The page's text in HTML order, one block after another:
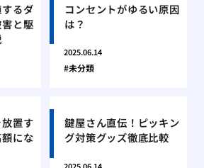
るダ
と駆
コンセントがゆるい原因
は？
2025.06.14
未分類
置す
にな
鍵屋さん直伝！ピッキン
グ対策グッズ徹底比較